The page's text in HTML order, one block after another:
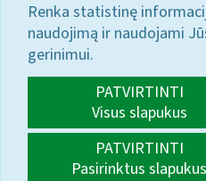
Renka statistinę
naudojimą ir naudojami
gerinimui.
PATVIRTINTI
Visus slapukus
PATVIRTINTI
Pasirinktus slapukus